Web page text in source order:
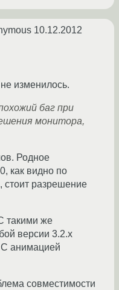
10.12.2012
изменилось.
баг при
монитора,
Родное
как видно по
стоит разрешение
такими же
версии 3.2.x
С анимацией
совместимости